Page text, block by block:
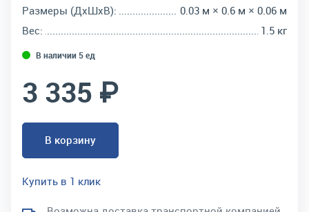
Размеры (ДхШхВ):
0.03 м × 0.6 м × 0.06 м
Вес:
1.5 кг
В наличии 5 ед
3 335 ₽
В корзину
Купить в 1 клик